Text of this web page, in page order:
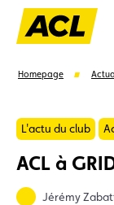
Suggestions
Homepage
L'actu du club
ACL à
Jérémy